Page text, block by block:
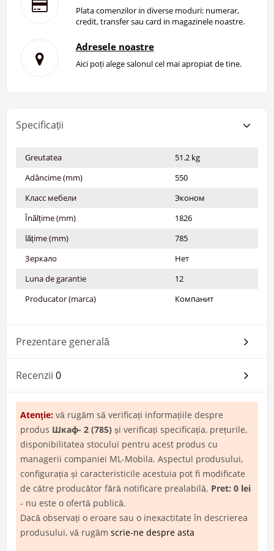
Plata comenzilor in diverse moduri: numerar,
credit, transfer sau card in magazinele noastre.
Adresele noastre
Aici poți alege salonul cel mai apropiat de tine.
Specificații
Greutatea
51.2 kg
Adâncime (mm)
550
Класс мебели
Эконом
Înălțime (mm)
1826
lățime (mm)
785
Зеркало
Нет
Luna de garantie
12
Producator (marca)
Компанит
Prezentare generală
Recenzii 0
Atenţie: vă rugăm să verificați informațiile despre
produs Шкаф- 2 (785) și verificați specificația, prețurile,
disponibilitatea stocului pentru acest produs cu
managerii companiei ML-Mobila. Aspectul produsului,
configurația și caracteristicile acestuia pot fi modificate
de către producător fără notificare prealabilă. Pret: 0 lei
- nu este o ofertă publică.
Dacă observați o eroare sau o inexactitate în descrierea
produsului, vă rugăm scrie-ne despre asta